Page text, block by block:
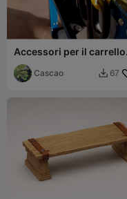
Accessori per il carrello
portautensili
Cascao  67